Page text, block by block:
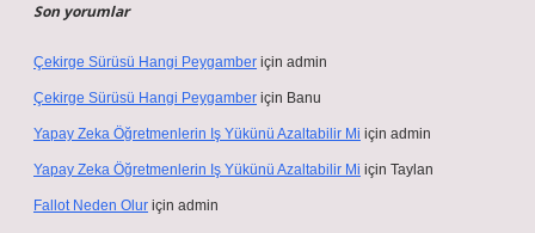
Son yorumlar
Çekirge Sürüsü Hangi Peygamber için admin
Çekirge Sürüsü Hangi Peygamber için Banu
Yapay Zeka Öğretmenlerin Iş Yükünü Azaltabilir Mi için admin
Yapay Zeka Öğretmenlerin Iş Yükünü Azaltabilir Mi için Taylan
Fallot Neden Olur için admin